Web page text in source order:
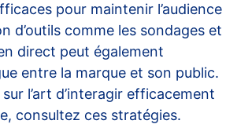
pour maintenir l’audience
d’outils comme les sondages et
direct peut également
entre la marque et son public.
l’art d’interagir efficacement
consultez ces stratégies.